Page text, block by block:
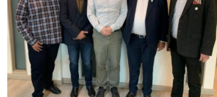
llega
a
Chile
para
estrechar
lazos
en
el
mercado